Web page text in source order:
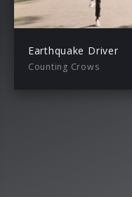
Earthquake Driver
Counting Crows